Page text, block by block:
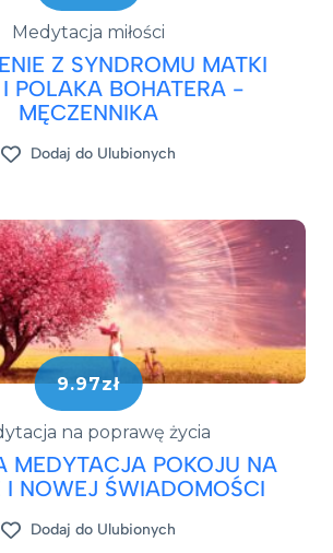
Medytacja miłości
Z SYNDROMU MATKI
POLAKA BOHATERA -
MĘCZENNIKA
Dodaj do Ulubionych
9.97zł
na poprawę życia
MEDYTACJA POKOJU NA
I NOWEJ ŚWIADOMOŚCI
Dodaj do Ulubionych